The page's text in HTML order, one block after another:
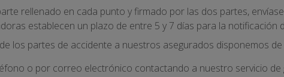
rellenado en cada punto y firmado por las dos partes,
establecen un plazo de entre 5 y 7 días para la notificación
los partes de accidente a nuestros asegurados disponemos
o por correo electrónico contactando a nuestro servicio de